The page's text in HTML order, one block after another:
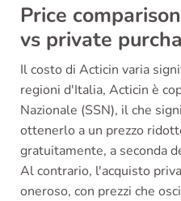
Price
vs private
Il costo di Acticin varia
regioni d'Italia, Acticin è
Nazionale (SSN), il che
ottenerlo a un prezzo
gratuitamente, a seconda
Al contrario, l'acquisto
oneroso, con prezzi che